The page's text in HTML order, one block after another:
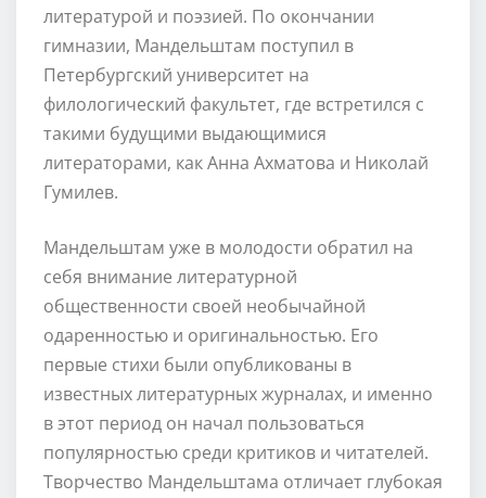
литературой и поэзией. По окончании
гимназии, Мандельштам поступил в
Петербургский университет на
филологический факультет, где встретился с
такими будущими выдающимися
литераторами, как Анна Ахматова и Николай
Гумилев.
Мандельштам уже в молодости обратил на
себя внимание литературной
общественности своей необычайной
одаренностью и оригинальностью. Его
первые стихи были опубликованы в
известных литературных журналах, и именно
в этот период он начал пользоваться
популярностью среди критиков и читателей.
Творчество Мандельштама отличает глубокая